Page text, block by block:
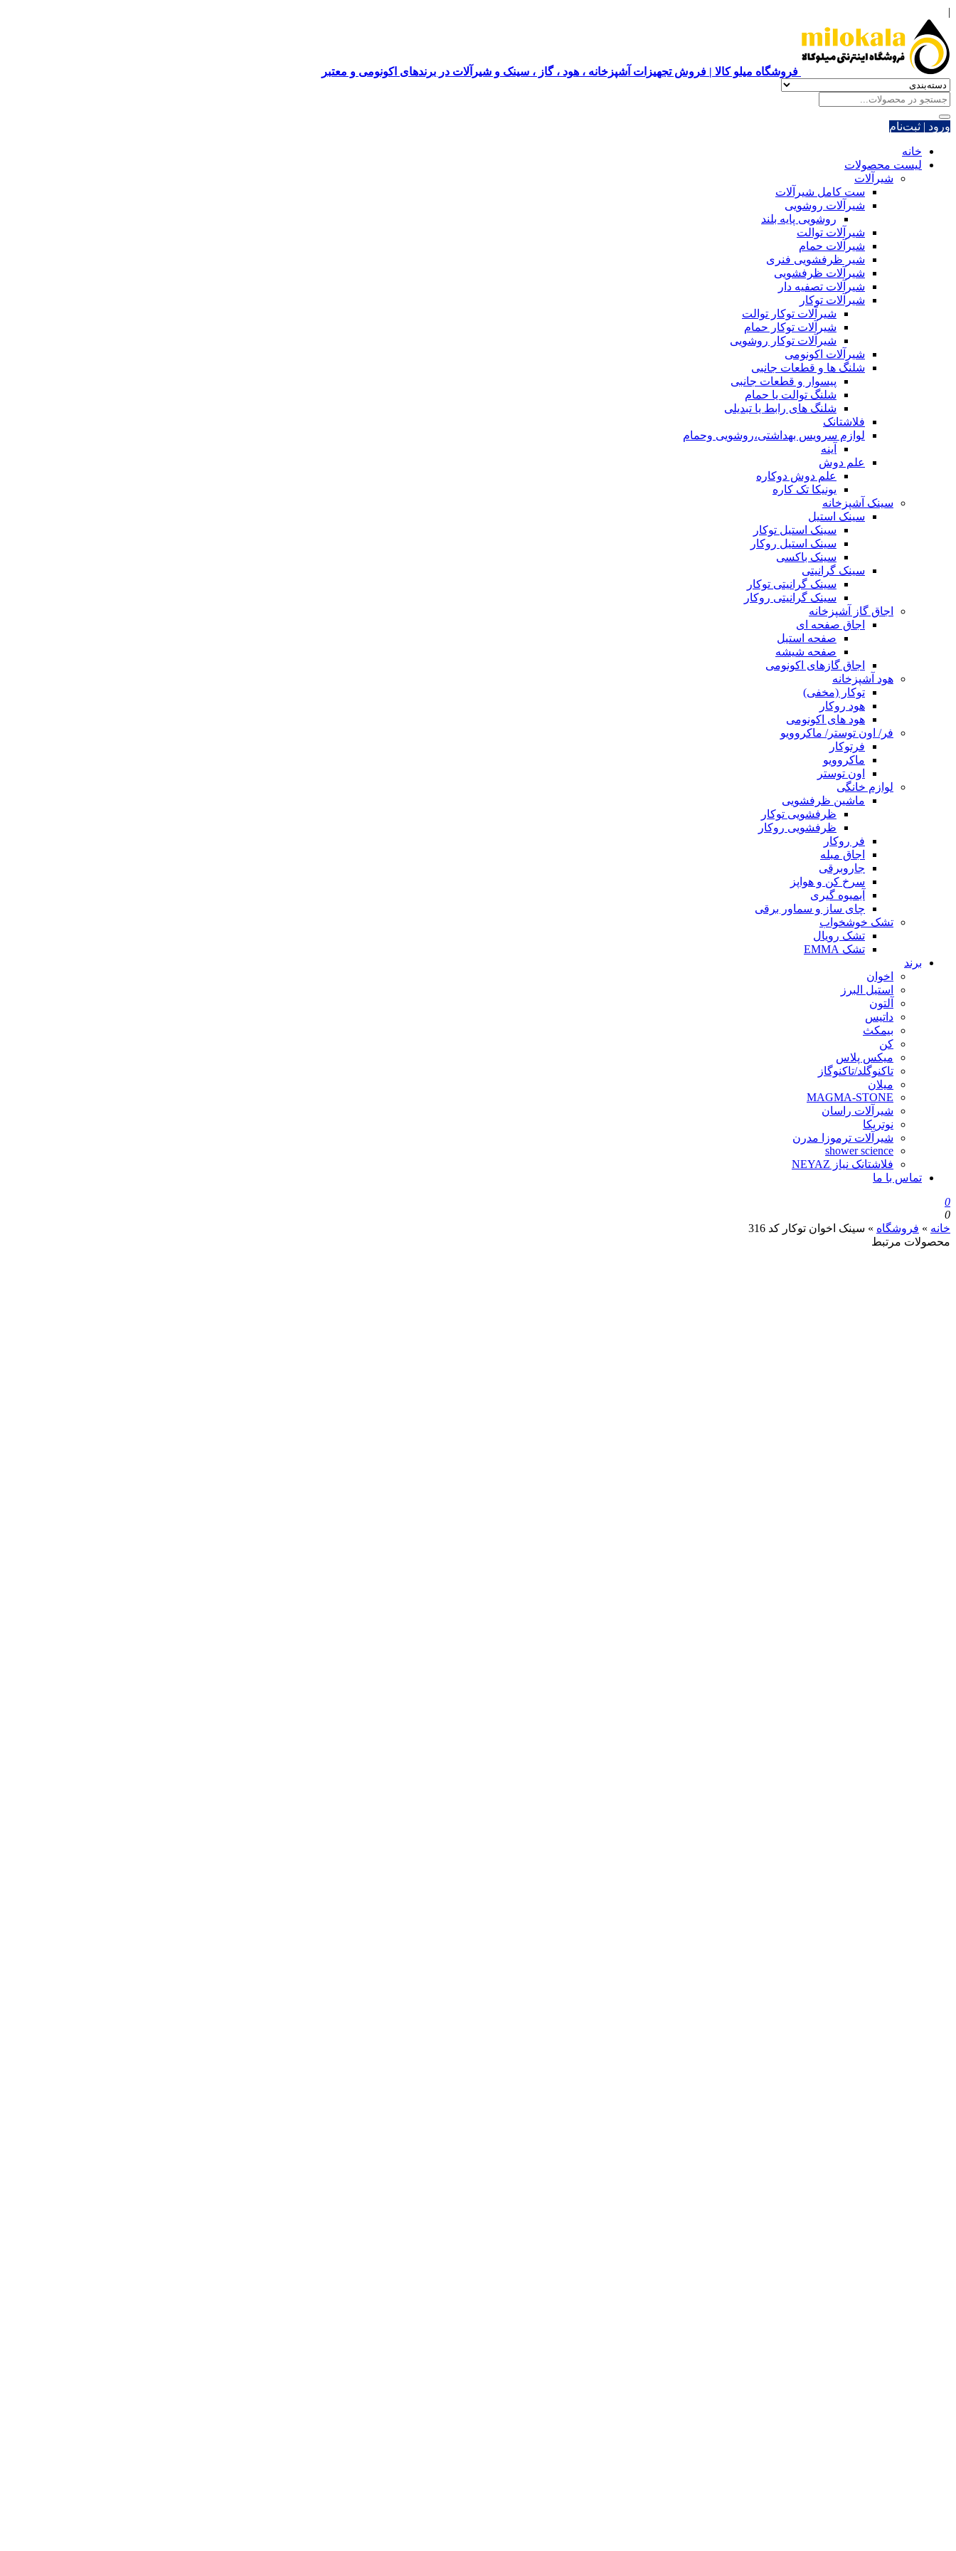
|
فروشگاه میلو کالا | فروش تجهیزات آشپزخانه ، هود ، گاز ، سینک و شیرآلات در برندهای اکونومی و معتبر
ورود | ثبت‌نام
خانه
لیست محصولات
شیرآلات
ست کامل شیرآلات
شیرآلات روشویی
روشویی پایه بلند
شیرآلات توالت
شیرآلات حمام
شیر ظرفشویی فنری
شیرآلات ظرفشویی
شیرآلات تصفیه دار
شیرآلات توکار
شیرآلات توکار توالت
شیرآلات توکار حمام
شیرآلات توکار روشویی
شیرآلات اکونومی
شلنگ ها و قطعات جانبی
پیسوار و قطعات جانبی
شلنگ توالت یا حمام
شلنگ های رابط یا تبدیلی
فلاشتانک
لوازم سرویس بهداشتی،روشویی وحمام
آینه
علم دوش
علم دوش دوکاره
یونیکا تک کاره
سینک آشپزخانه
سینک استیل
سینک استیل توکار
سینک استیل روکار
سینک باکسی
سینک گرانیتی
سینک گرانیتی توکار
سینک گرانیتی روکار
اجاق گاز آشپزخانه
اجاق صفحه ای
صفحه استیل
صفحه شیشه
اجاق گازهای اکونومی
هود آشپزخانه
توکار (مخفی)
هود روکار
هود های اکونومی
فر/ اون توستر/ ماکروویو
فرتوکار
ماکروویو
اون توستر
لوازم خانگی
ماشین ظرفشویی
ظرفشویی توکار
ظرفشویی روکار
فر روکار
اجاق مبله
جاروبرقی
سرخ کن و هواپز
آبمیوه گیری
چای ساز و سماور برقی
تشک خوشخواب
تشک رویال
تشک EMMA
برند
اخوان
استیل البرز
آلتون
داتیس
بیمکث
کن
میکس پلاس
تاکنوگلد/تاکنوگاز
میلان
MAGMA-STONE
شیرآلات راسان
نوتریکا
شیرآلات ترموزا مدرن
shower science
فلاشتانک نیاز NEYAZ
تماس با ما
0
0
خانه » فروشگاه » سینک اخوان توکار کد 316
محصولات مرتبط